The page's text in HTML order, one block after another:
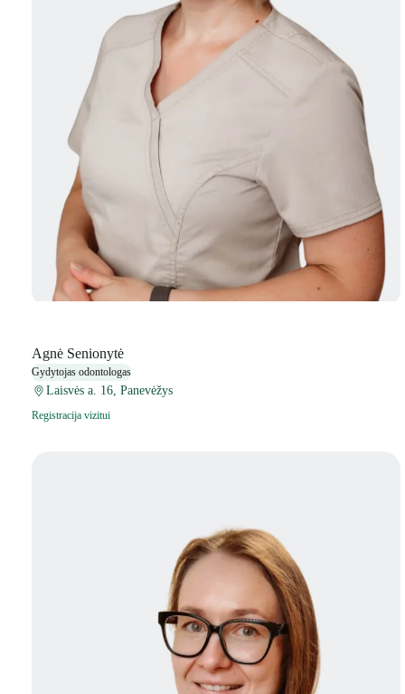
Agnė Senionytė
Gydytojas odontologas
Laisvės a. 16, Panevėžys
Registracija vizitui